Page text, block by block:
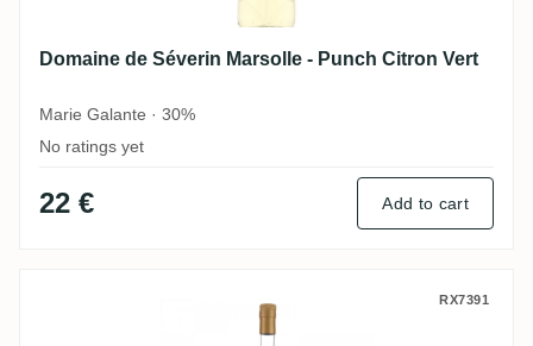
Domaine de Séverin Marsolle - Punch Citron Vert
Marie Galante · 30%
No ratings yet
22 € Add to cart
Domaine de Séverin Rhum Vieux 1996
RX7391